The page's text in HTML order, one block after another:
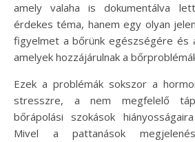
amely valaha is dokumentálva
érdekes téma, hanem egy olyan
figyelmet a bőrünk egészségére és
amelyek hozzájárulnak a
Ezek a problémák sokszor a
stresszre, a nem megfelelő
bőrápolási szokások
Mivel a pattanások